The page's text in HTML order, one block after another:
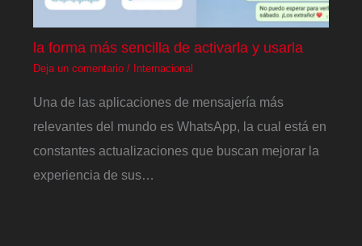
la forma más sencilla de activarla y usarla
Deja un comentario / Internacional
Una de las aplicaciones de mensajería más
relevantes del mundo es WhatsApp, la cual está en
constantes actualizaciones que buscan mejorar la
experiencia de sus…